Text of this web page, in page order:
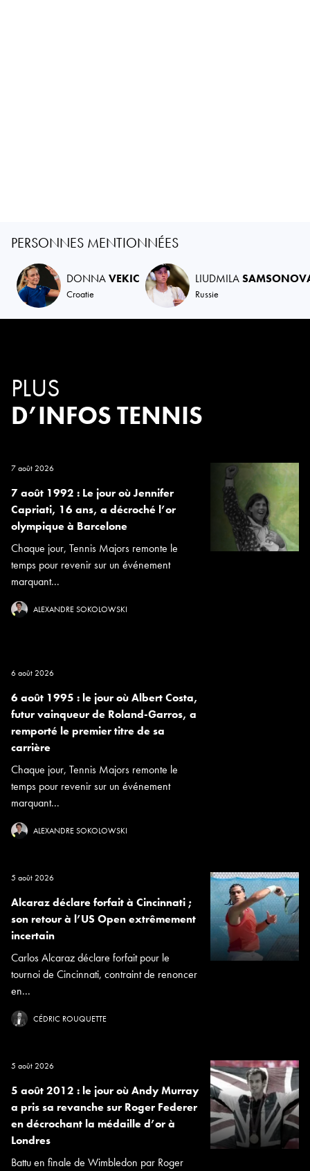
PERSONNES MENTIONNÉES
DONNAVEKIC
Croatie
LIUDMILA
Russie
PLUS
D’INFOS TENNIS
7 août 2026
7 août 1992 : Le jour où Jennifer
Capriati, 16 ans, a décroché l’or
olympique à Barcelone
Chaque jour, Tennis Majors remonte le
temps pour revenir sur un événement
marquant...
ALEXANDRE SOKOLOWSKI
6 août 2026
6 août 1995 : le jour où Albert Costa,
futur vainqueur de Roland-Garros, a
remporté le premier titre de sa
carrière
Chaque jour, Tennis Majors remonte le
temps pour revenir sur un événement
marquant...
ALEXANDRE SOKOLOWSKI
5 août 2026
Alcaraz déclare forfait à Cincinnati ;
son retour à l’US Open extrêmement
incertain
Carlos Alcaraz déclare forfait pour le
tournoi de Cincinnati, contraint de renoncer
en...
CÉDRIC ROUQUETTE
5 août 2026
5 août 2012 : le jour où Andy Murray
a pris sa revanche sur Roger Federer
en décrochant la médaille d’or à
Londres
Battu en finale de Wimbledon par Roger